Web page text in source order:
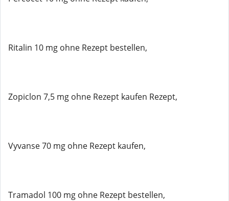
Ritalin 10 mg ohne Rezept bestellen,
Zopiclon 7,5 mg ohne Rezept kaufen Rezept,
Vyvanse 70 mg ohne Rezept kaufen,
Tramadol 100 mg ohne Rezept bestellen,